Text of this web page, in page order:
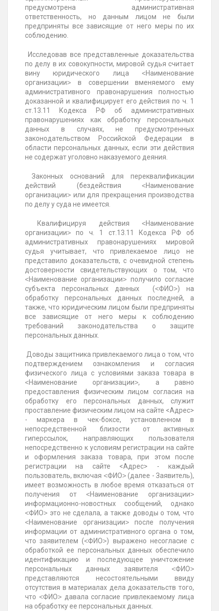
предусмотрена административная
ответственность, но данным лицом не были
предприняты все зависящие от него меры по их
соблюдению.
Исследовав все представленные доказательства
по делу в их совокупности, мировой судья считает
вину юридического лица ˂Наименование
организации˃ в совершении вменяемого ему
административного правонарушения полностью
доказанной и квалифицирует его действия по ч. 1
ст.13.11 Кодекса РФ об административных
правонарушениях как обработку персональных
данных в случаях, не предусмотренных
законодательством Российской Федерации в
области персональных данных, если эти действия
не содержат уголовно наказуемого деяния.
Законных оснований для переквалификации
действий (бездействия ˂Наименование
организации˃ или для прекращения производства
по делу у суда не имеется.
Квалифицируя действия ˂Наименование
организации˃ по ч. 1 ст.13.11 Кодекса РФ об
административных правонарушениях мировой
судья учитывает, что привлекаемое лицо не
представило доказательств, с очевидной степень
достоверности свидетельствующих о том, что
˂Наименование организации˃ получило согласие
субъекта персональных данных (˂ФИО˃) на
обработку персональных данных последней, а
также, что юридическим лицом были предприняты
все зависящие от него меры к соблюдению
требований законодательства о защите
персональных данных.
Доводы защитника привлекаемого лица о том, что
подтверждением ознакомления и согласия
физического лица с условиями заказа товара в
˂Наименование организации˃, а равно
предоставления физическим лицом согласия на
обработку его персональных данных, служит
проставление физическим лицом на сайте <Адрес>
- маркера в чек-боксе, установленном в
непосредственной близости от активных
гиперссылок, направляющих пользователя
непосредственно к условиям регистрации на сайте
и оформления заказа товара, при этом после
регистрации на сайте <Адрес> - каждый
пользователь, включая ˂ФИО˃ (далее - Заявитель),
имеет возможность в любое время отказаться от
получения от ˂Наименование организации˃
информационно-новостных сообщений, однако
˂ФИО˃ это не сделала, а также доводы о том, что
˂Наименование организации˃ после получения
информации от административного органа о том,
что заявителем (˂ФИО˃) выражено несогласие с
обработкой ее персональных данных обеспечило
идентификацию и последующее уничтожение
персональных данных заявителя ˂ФИО˃
представляются несостоятельными ввиду
отсутствия в материалах дела доказательств того,
что ˂ФИО˃ давала согласие привлекаемому лица
на обработку ее персональных данных.